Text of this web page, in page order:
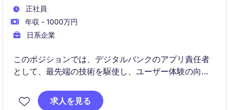
正社員
年収 - 1000万円
日系企業
このポジションでは、デジタルバンクのアプリ責任者
として、最先端の技術を駆使し、ユーザー体験の向上
知識を活かし、革新的なアプリケーション開発をリー
ドしていただきます。
求人を見る